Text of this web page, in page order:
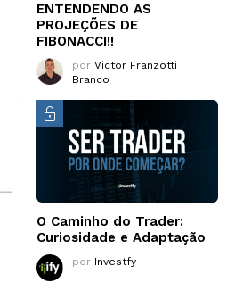
ENTENDENDO AS
PROJEÇÕES DE
FIBONACCI!!
por Victor Franzotti
Branco
O Caminho do Trader:
Curiosidade e Adaptação
por Investfy